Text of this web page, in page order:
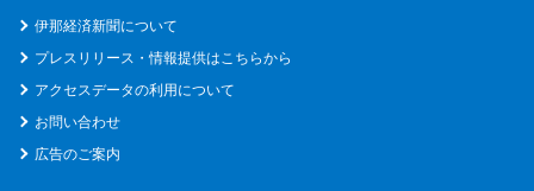
伊那経済新聞について
プレスリリース・情報提供はこちらから
アクセスデータの利用について
お問い合わせ
広告のご案内